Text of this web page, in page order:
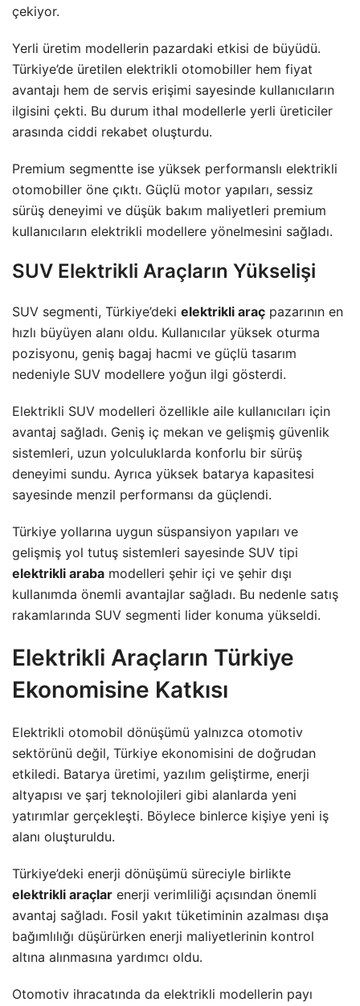
çekiyor.
Yerli üretim modellerin pazardaki etkisi de büyüdü.
Türkiye’de üretilen elektrikli otomobiller hem fiyat
avantajı hem de servis erişimi sayesinde kullanıcıların
ilgisini çekti. Bu durum ithal modellerle yerli üreticiler
arasında ciddi rekabet oluşturdu.
Premium segmentte ise yüksek performanslı elektrikli
otomobiller öne çıktı. Güçlü motor yapıları, sessiz
sürüş deneyimi ve düşük bakım maliyetleri premium
kullanıcıların elektrikli modellere yönelmesini sağladı.
SUV Elektrikli Araçların Yükselişi
SUV segmenti, Türkiye’deki elektrikli araç pazarının en
hızlı büyüyen alanı oldu. Kullanıcılar yüksek oturma
pozisyonu, geniş bagaj hacmi ve güçlü tasarım
nedeniyle SUV modellere yoğun ilgi gösterdi.
Elektrikli SUV modelleri özellikle aile kullanıcıları için
avantaj sağladı. Geniş iç mekan ve gelişmiş güvenlik
sistemleri, uzun yolculuklarda konforlu bir sürüş
deneyimi sundu. Ayrıca yüksek batarya kapasitesi
sayesinde menzil performansı da güçlendi.
Türkiye yollarına uygun süspansiyon yapıları ve
gelişmiş yol tutuş sistemleri sayesinde SUV tipi
elektrikli araba modelleri şehir içi ve şehir dışı
kullanımda önemli avantajlar sağladı. Bu nedenle satış
rakamlarında SUV segmenti lider konuma yükseldi.
Elektrikli Araçların Türkiye
Ekonomisine Katkısı
Elektrikli otomobil dönüşümü yalnızca otomotiv
sektörünü değil, Türkiye ekonomisini de doğrudan
etkiledi. Batarya üretimi, yazılım geliştirme, enerji
altyapısı ve şarj teknolojileri gibi alanlarda yeni
yatırımlar gerçekleşti. Böylece binlerce kişiye yeni iş
alanı oluşturuldu.
Türkiye’deki enerji dönüşümü süreciyle birlikte
elektrikli araçlar enerji verimliliği açısından önemli
avantaj sağladı. Fosil yakıt tüketiminin azalması dışa
bağımlılığı düşürürken enerji maliyetlerinin kontrol
altına alınmasına yardımcı oldu.
Otomotiv ihracatında da elektrikli modellerin payı